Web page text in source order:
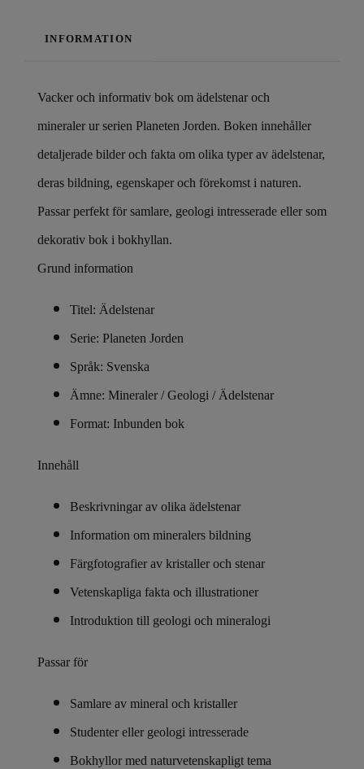
INFORMATION
Vacker och informativ bok om ädelstenar och
mineraler ur serien Planeten Jorden. Boken innehåller
detaljerade bilder och fakta om olika typer av ädelstenar,
deras bildning, egenskaper och förekomst i naturen.
Passar perfekt för samlare, geologi intresserade eller som
dekorativ bok i bokhyllan.
Grund information
Titel: Ädelstenar
Serie: Planeten Jorden
Språk: Svenska
Ämne: Mineraler / Geologi / Ädelstenar
Format: Inbunden bok
Innehåll
Beskrivningar av olika ädelstenar
Information om mineralers bildning
Färgfotografier av kristaller och stenar
Vetenskapliga fakta och illustrationer
Introduktion till geologi och mineralogi
Passar för
Samlare av mineral och kristaller
Studenter eller geologi intresserade
Bokhyllor med naturvetenskapligt tema